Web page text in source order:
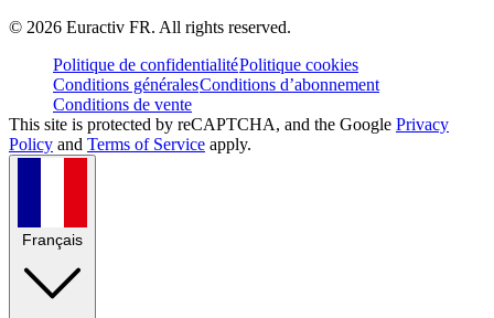
© 2026 Euractiv FR. All rights reserved.
Politique de confidentialitéPolitique cookies
Conditions généralesConditions d’abonnement
Conditions de vente
This site is protected by reCAPTCHA, and the Google Privacy
Policy and Terms of Service apply.
Français